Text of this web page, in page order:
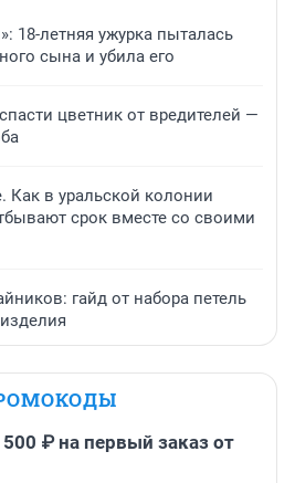
18-летняя ужурка пыталась
сына и убила его
цветник от вредителей —
Как в уральской колонии
срок вместе со своими
гайд от набора петель
₽ на первый заказ от